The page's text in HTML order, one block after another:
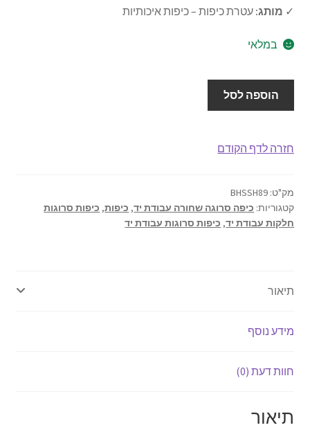
יצירת קשר
₪43.00.
₪34.00.
✓ מותג: עטרת כיפות – כיפות איכותיות
במלאי
יד
ס"מ
דגם
89
הוספה לסל
חזרה לדף הקודם
מק"ט: BHSSH89
קטגוריות: כיפה סרוגה שחורה עבודת יד, כיפות, כיפות סרוגות
חלקות עבודת יד, כיפות סרוגות עבודת יד
תיאור
מידע נוסף
חוות דעת (0)
תיאור